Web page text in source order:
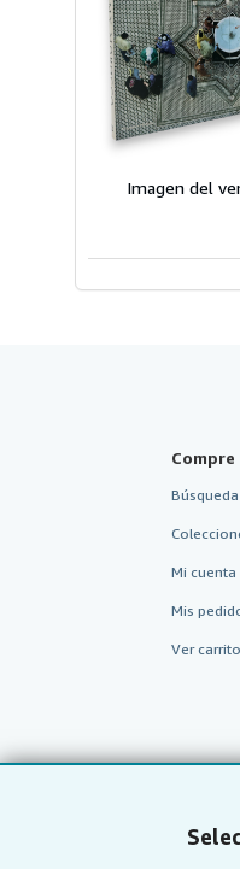
Imagen del
Mi cuenta
Mis
Ver carrito